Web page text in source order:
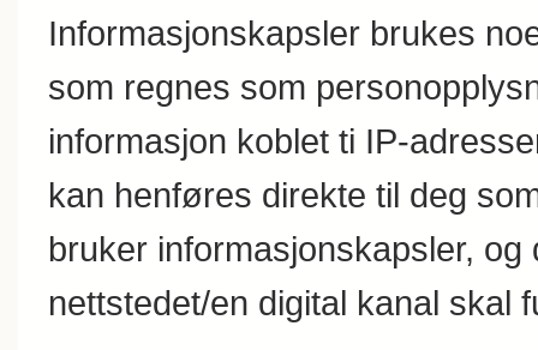
Informasjonskapsler brukes
som regnes som
informasjon koblet ti IP-
kan henføres direkte til deg
bruker informasjonskapsler,
nettstedet/en digital kanal skal